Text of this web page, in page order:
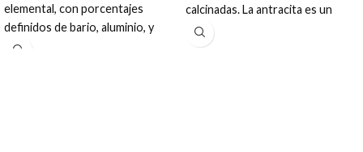
elemental, con porcentajes
definidos de bario, aluminio, y
calcio que se presenta como un
calcinadas. La antracita es un
carbón duro, negro brillante con
alto contenido de carbono fijo y